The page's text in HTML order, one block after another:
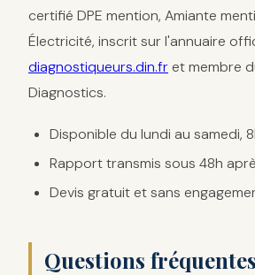
certifié DPE mention, Amiante
Électricité, inscrit sur l'annuaire
diagnostiqueurs.din.fr et membre
Diagnostics.
Disponible du lundi au samedi,
Rapport transmis sous 48h
Devis gratuit et sans
Questions